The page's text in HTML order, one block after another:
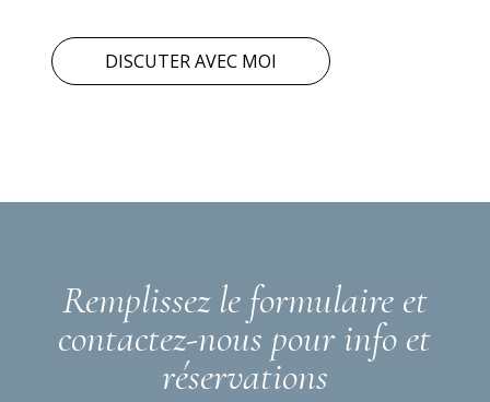
DISCUTER AVEC MOI
Remplissez le formulaire et
contactez-nous pour info et
réservations